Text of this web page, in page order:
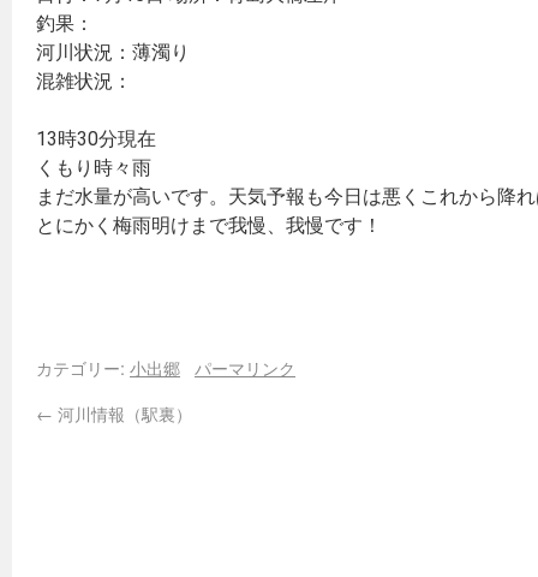
釣果：
河川状況：薄濁り
混雑状況：
13時30分現在
くもり時々雨
まだ水量が高いです。天気予報も今日は悪くこれから降
とにかく梅雨明けまで我慢、我慢です！
カテゴリー: 小出郷
パーマリンク
← 河川情報（駅裏）